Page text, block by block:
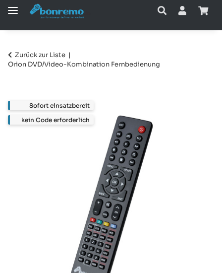
Zurück zur Liste
Orion DVD/Video-Kombination Fernbedienung